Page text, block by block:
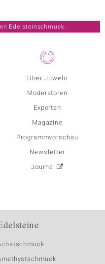
Über Juwelo
Moderatoren
Experten
Magazine
Programmvorschau
Newsletter
Journal
Edelsteinschmuck.